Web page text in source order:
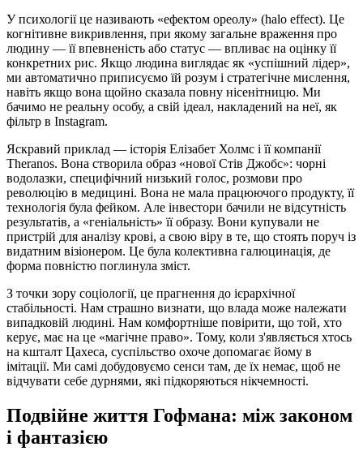
У психології це називають «ефектом ореолу» (halo effect). Це
когнітивне викривлення, при якому загальне враження про
людину — її впевненість або статус — впливає на оцінку її
конкретних рис. Якщо людина виглядає як «успішний лідер»,
ми автоматично приписуємо їй розум і стратегічне мислення,
навіть якщо вона щойно сказала повну нісенітницю. Ми
бачимо не реальну особу, а свій ідеал, накладений на неї, як
фільтр в Instagram.
Яскравий приклад — історія Елізабет Холмс і її компанії
Theranos. Вона створила образ «нової Стів Джобс»: чорні
водолазки, специфічний низький голос, розмови про
революцію в медицині. Вона не мала працюючого продукту, її
технологія була фейком. Але інвестори бачили не відсутність
результатів, а «геніальність» її образу. Вони купували не
пристрій для аналізу крові, а свою віру в те, що стоять поруч із
видатним візіонером. Це була колективна галюцинація, де
форма повністю поглинула зміст.
З точки зору соціології, це прагнення до ієрархічної
стабільності. Нам страшно визнати, що влада може належати
випадковій людині. Нам комфортніше повірити, що той, хто
керує, має на це «магічне право». Тому, коли з'являється хтось
на кшталт Цахеса, суспільство охоче допомагає йому в
імітації. Ми самі добудовуємо сенси там, де їх немає, щоб не
відчувати себе дурнями, які підкоряються нікчемності.
Подвійне життя Гофмана: між законом
і фантазією